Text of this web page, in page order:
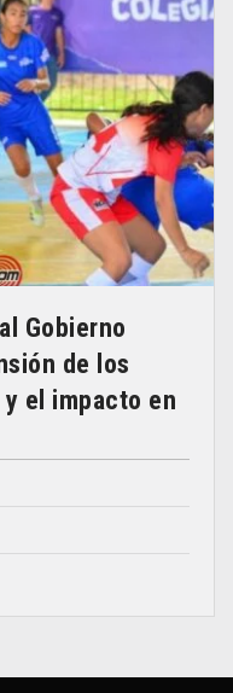
Gobierno
de los
el impacto en